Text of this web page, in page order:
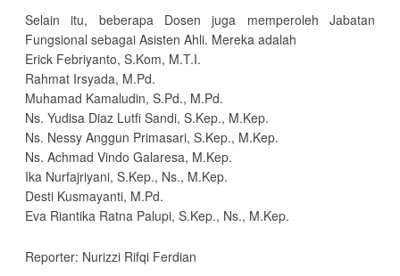
Selain itu, beberapa Dosen juga memperoleh Jabatan
Fungsional sebagai Asisten Ahli. Mereka adalah
Erick Febriyanto, S.Kom, M.T.I.
Rahmat Irsyada, M.Pd.
Muhamad Kamaludin, S.Pd., M.Pd.
Ns. Yudisa Diaz Lutfi Sandi, S.Kep., M.Kep.
Ns. Nessy Anggun Primasari, S.Kep., M.Kep.
Ns. Achmad Vindo Galaresa, M.Kep.
Ika Nurfajriyani, S.Kep., Ns., M.Kep.
Desti Kusmayanti, M.Pd.
Eva Riantika Ratna Palupi, S.Kep., Ns., M.Kep.
Reporter: Nurizzi Rifqi Ferdian